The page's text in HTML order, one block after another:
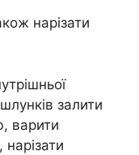
нарізати
залити
варити